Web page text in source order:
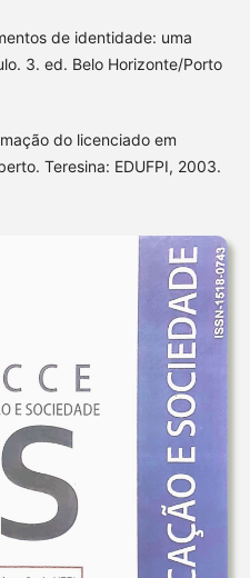
de identidade: uma
3. ed. Belo Horizonte/Porto
do licenciado em
Teresina: EDUFPI, 2003.